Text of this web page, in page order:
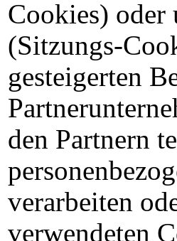
Cookies) oder
(Sitzungs-
gesteigerten
den Partnern
verarbeiten
verwendeten